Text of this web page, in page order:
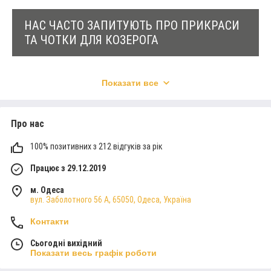
Підберемо амулет по знаку зодіаку та гороскопу.
02
Козероги — сильні люди. Які прикраси підходять
Козерогам? Їм сподобаються дорогі та якісні
вироби з цінним камінням. Вибираємо дизайн та
склад виробів з урахуванням особливостей знака
03
НАС ЧАСТО ЗАПИТУЮТЬ ПРО ПРИКРАСИ
ТА ЧОТКИ ДЛЯ КОЗЕРОГА
Які види прикрас та чоток підходять для Козерога?
Як прикраси та чотки допомагають Козерогам
Козерога?
Як обрати ідеальний подарунок відповідно до знаку
Козерога?
Показати все
Про нас
100% позитивних з 212 відгуків за рік
Працює з 29.12.2019
м. Одеса
вул. Заболотного 56 А, 65050, Одеса, Україна
Контакти
Сьогодні вихідний
Показати весь графік роботи